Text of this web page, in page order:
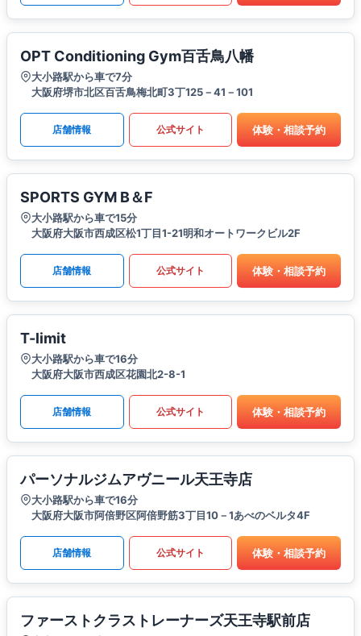
OPT Conditioning Gym百舌鳥八幡
大小路駅から車で7分
大阪府堺市北区百舌鳥梅北町3丁125－41－101
店舗情報 公式サイト 体験・相談予約
SPORTS GYM B＆F
大小路駅から車で15分
大阪府大阪市西成区松1丁目1-21明和オートワークビル2F
店舗情報 公式サイト 体験・相談予約
T-limit
大小路駅から車で16分
大阪府大阪市西成区花園北2-8-1
店舗情報 公式サイト 体験・相談予約
パーソナルジムアヴニール天王寺店
大小路駅から車で16分
大阪府大阪市阿倍野区阿倍野筋3丁目10－1あべのベルタ4F
店舗情報 公式サイト 体験・相談予約
ファーストクラストレーナーズ天王寺駅前店